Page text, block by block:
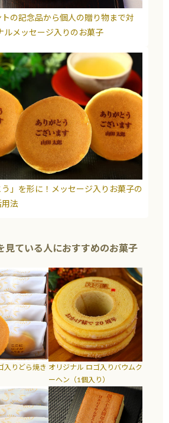
の記念品から個人の贈り物まで対
ルメッセージ入りのお菓子
う」を形に！メッセージ入りお菓子の
用法
見ている人におすすめのお菓子
入りどら焼き オリジナル ロゴ入りバウムク
ーヘン（1個入り）